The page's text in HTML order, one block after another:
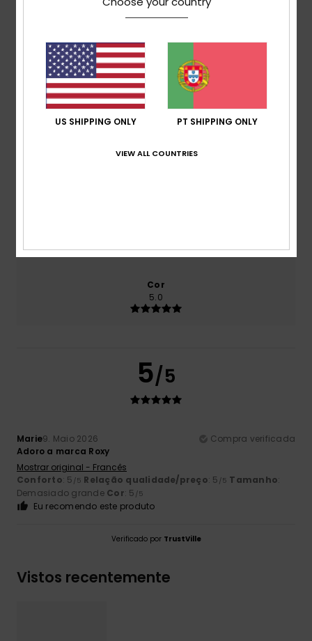
baseado em1 avaliações verificadasdesde Maio
100% dos nossos clientes recomendam este
produto
Cor
5.0
5/5
Marie9. Maio 2026
Compra verificada
Adoro a marca Roxy
Mostrar original - Francês
Conforto: 5 /5 Relação qualidade/preço: 5 /5 Tamanho:
Demasiado grande Cor: 5 /5
Eu recomendo este produto
Verificado por TrustVille
Vistos recentemente
US SHIPPING ONLY PT SHIPPING ONLY
VIEW ALL COUNTRIES